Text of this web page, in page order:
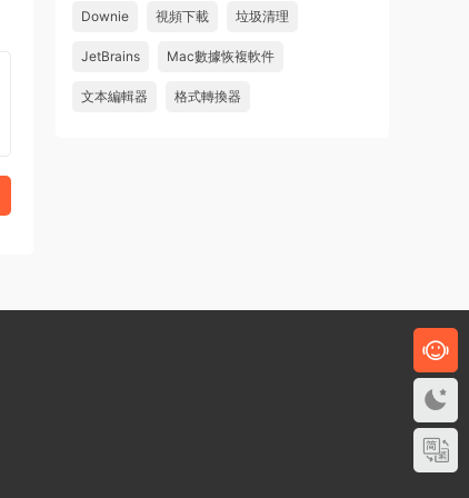
來源： 求檔區
Downie 視頻下載 垃圾清理
JetBrains Mac數據恢複軟件
文本編輯器 格式轉換器